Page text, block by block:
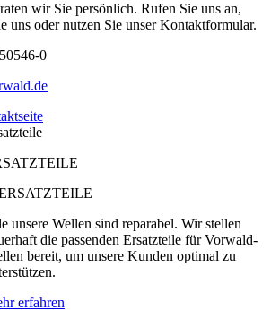
wir Sie persönlich. Rufen Sie uns an,
uns oder nutzen Sie unser Kontaktformular.
0
unsere Wellen sind reparabel. Wir stellen
die passenden Ersatzteile für Vorwald-
bereit, um unsere Kunden optimal zu
erfahren